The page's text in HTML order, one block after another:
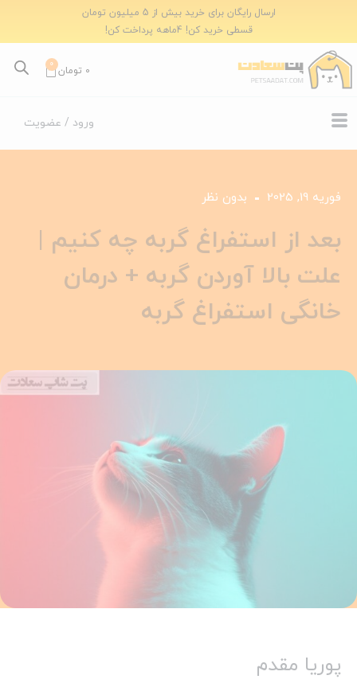
ارسال رایگان برای خرید بیش از 5 میلیون تومان
قسطی خرید کن! 4ماهه پرداخت کن!
0 تومان
0
ورود / عضویت
فوریه 19, 2025 بدون نظر
بعد از استفراغ گربه چه کنیم |
علت بالا آوردن گربه + درمان
خانگی استفراغ گربه
پوریا مقدم